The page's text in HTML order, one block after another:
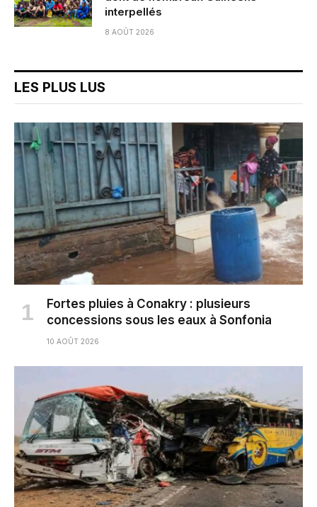
interpellés
8 AOÛT 2026
LES PLUS LUS
Fortes pluies à Conakry : plusieurs
concessions sous les eaux à Sonfonia
10 AOÛT 2026